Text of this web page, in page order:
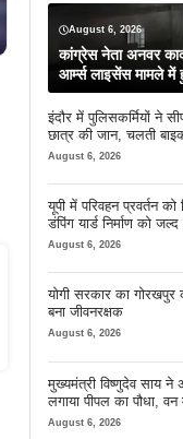
August 6, 2026
कांग्रेस नेता अनवर
आर्म्स लाइसेंस मामले में
इंदौर में पुलिसकर्मियों ने
छात्र की जान, चलती
बेहोश
August 6, 2026
यूपी में परिवहन प्रवर्तन
डंपिंग यार्ड निर्माण को
August 6, 2026
योगी सरकार का गोरखपुर
बना जीवनरक्षक
August 6, 2026
मुख्यमंत्री विष्णुदेव साय ने
लगाया पीपल का पौधा,
शुभारंभ
August 6, 2026